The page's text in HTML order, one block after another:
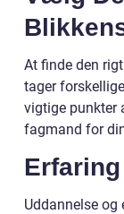
At finde den
tager
vigtige punkter
fagmand for
Uddannelse